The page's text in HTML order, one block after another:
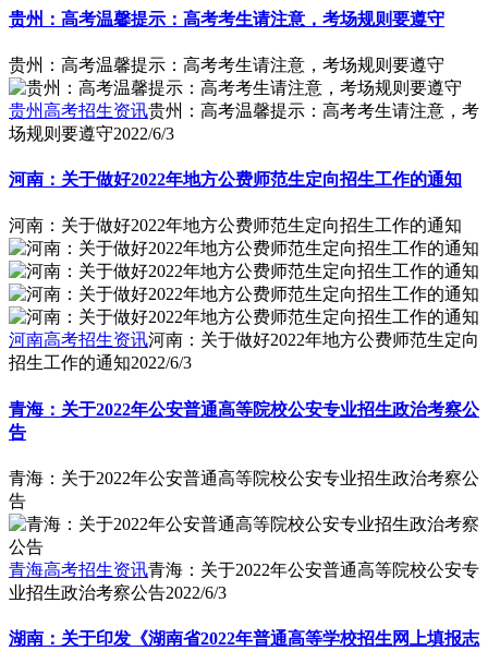
贵州：高考温馨提示：高考考生请注意，考场规则要遵守
贵州：高考温馨提示：高考考生请注意，考场规则要遵守
贵州高考招生资讯贵州：高考温馨提示：高考考生请注意，考
场规则要遵守2022/6/3
河南：关于做好2022年地方公费师范生定向招生工作的通知
河南：关于做好2022年地方公费师范生定向招生工作的通知
河南高考招生资讯河南：关于做好2022年地方公费师范生定向
招生工作的通知2022/6/3
青海：关于2022年公安普通高等院校公安专业招生政治考察公
告
青海：关于2022年公安普通高等院校公安专业招生政治考察公
告
青海高考招生资讯青海：关于2022年公安普通高等院校公安专
业招生政治考察公告2022/6/3
湖南：关于印发《湖南省2022年普通高等学校招生网上填报志